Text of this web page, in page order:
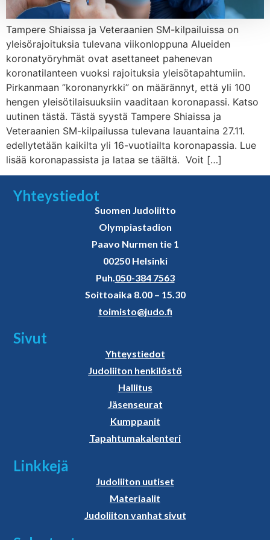
Tampere Shiaissa ja Veteraanien SM-kilpailuissa on
yleisörajoituksia tulevana viikonloppuna Alueiden
koronatyöryhmät ovat asettaneet pahenevan
koronatilanteen vuoksi rajoituksia yleisötapahtumiin.
Pirkanmaan ”koronanyrkki” on määrännyt, että yli 100
hengen yleisötilaisuuksiin vaaditaan koronapassi. Katso
uutinen tästä. Tästä syystä Tampere Shiaissa ja
Veteraanien SM-kilpailussa tulevana lauantaina 27.11.
edellytetään kaikilta yli 16-vuotiailta koronapassia. Lue
lisää koronapassista ja lataa se täältä. Voit […]
Yhteystiedot
Suomen Judoliitto
Olympiastadion
Paavo Nurmen tie 1
00250 Helsinki
Puh.050-384 7563
Soittoaika 8.00 – 15.30
toimisto@judo.fi
Sivut
Yhteystiedot
Judoliiton henkilöstö
Hallitus
Jäsenseurat
Kumppanit
Tapahtumakalenteri
Linkkejä
Judoliiton uutiset
Materiaalit
Judoliiton vanhat sivut